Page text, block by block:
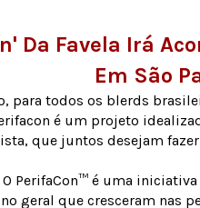
Da Favela Irá
Em São
para todos os blerds
é um projeto
que juntos desejam
PerifaCon™ é uma
geral que cresceram nas